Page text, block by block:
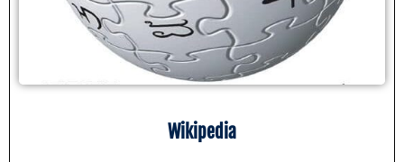
Wikipedia